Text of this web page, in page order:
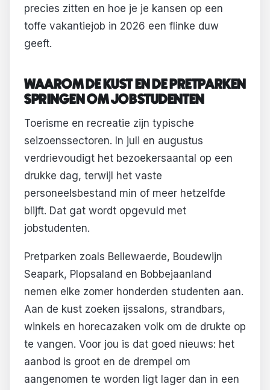
precies zitten en hoe je je kansen op een
toffe vakantiejob in 2026 een flinke duw
geeft.
WAAROM DE KUST EN DE PRETPARKEN
SPRINGEN OM JOBSTUDENTEN
Toerisme en recreatie zijn typische
seizoenssectoren. In juli en augustus
verdrievoudigt het bezoekersaantal op een
drukke dag, terwijl het vaste
personeelsbestand min of meer hetzelfde
blijft. Dat gat wordt opgevuld met
jobstudenten.
Pretparken zoals Bellewaerde, Boudewijn
Seapark, Plopsaland en Bobbejaanland
nemen elke zomer honderden studenten aan.
Aan de kust zoeken ijssalons, strandbars,
winkels en horecazaken volk om de drukte op
te vangen. Voor jou is dat goed nieuws: het
aanbod is groot en de drempel om
aangenomen te worden ligt lager dan in een